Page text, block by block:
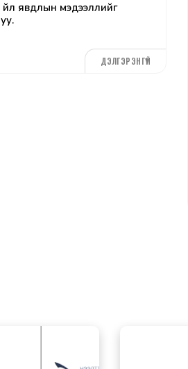
явдлын мэдээллийг
ДЭЛГЭРЭНГҮЙ